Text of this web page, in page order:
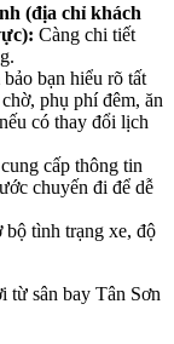
(địa chỉ khách
Càng chi tiết
bạn hiểu rõ tất
phụ phí đêm, ăn
có thay đổi lịch
cấp thông tin
chuyến đi để dễ
tình trạng xe, độ
từ sân bay Tân Sơn